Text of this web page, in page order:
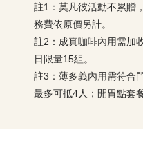
註1：莫凡彼活動不累贈
務費依原價另計。
註2：成真咖啡內用需加
日限量15組。
註3：薄多義內用需符合
最多可抵4人；開胃點套